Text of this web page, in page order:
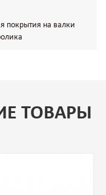
покрытия на валки
ТОВАРЫ